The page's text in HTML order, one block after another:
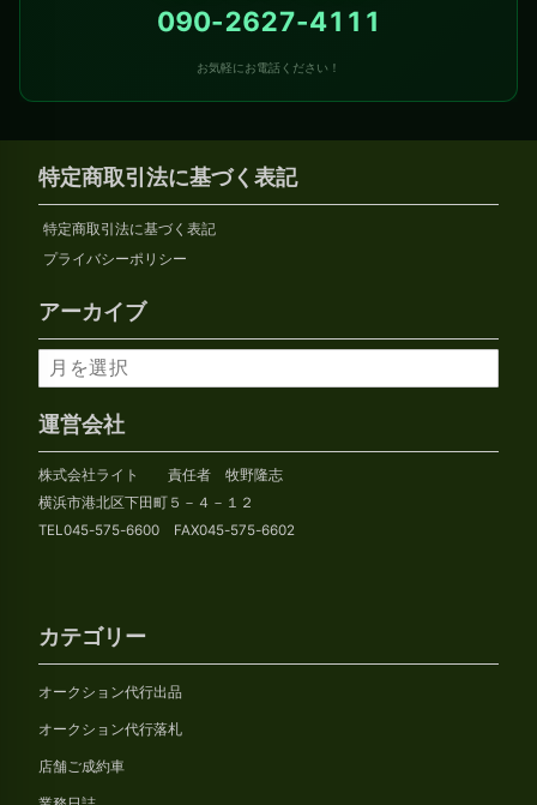
090-2627-4111
お気軽にお電話ください！
特定商取引法に基づく表記
特定商取引法に基づく表記
プライバシーポリシー
アーカイブ
ア
ー
カ
イ
ブ
運営会社
株式会社ライト 責任者 牧野隆志
横浜市港北区下田町５－４－１２
TEL045-575-6600 FAX045-575-6602
カテゴリー
オークション代行出品
オークション代行落札
店舗ご成約車